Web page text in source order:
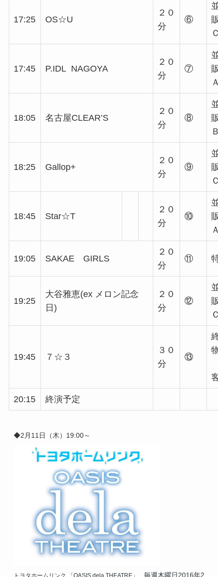
17:25 OS☆U
２０
分
⑥
17:45 P.IDL NAGOYA
２０
分
⑦
18:05 名古屋CLEAR’S
２０
分
⑧
18:25 Gallop+
２０
分
⑨
18:45 Star☆T
２０
分
⑩
19:05 SAKAE GIRLS
２０
分
⑪
19:25
大谷雅恵(ex メロン記念
日)
２０
分
⑫
19:45 ７☆３
３０
分
⑬
20:15 終演予定
◆2月11日（木） 19:00～
トヨタホームリンク 「OASIS dela THEATRE」 毎週木曜日2016年2